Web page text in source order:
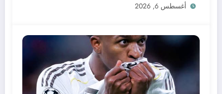
أغسطس 6, 2026